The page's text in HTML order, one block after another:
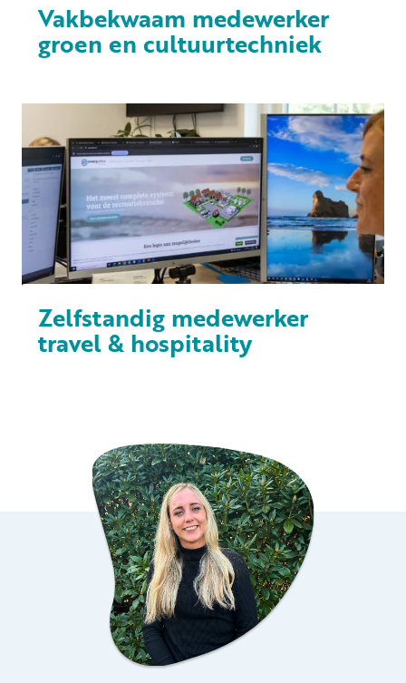
Vakbekwaam medewerker
groen en cultuurtechniek
Zelfstandig medewerker
travel & hospitality